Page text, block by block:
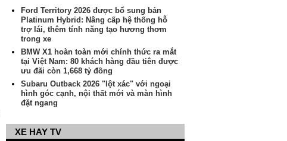
Ford Territory 2026 được bổ sung bản
Platinum Hybrid: Nâng cấp hệ thống hỗ
trợ lái, thêm tính năng tạo hương thơm
trong xe
BMW X1 hoàn toàn mới chính thức ra mắt
tại Việt Nam: 80 khách hàng đầu tiên được
ưu đãi còn 1,668 tỷ đồng
Subaru Outback 2026 "lột xác" với ngoại
hình góc cạnh, nội thất mới và màn hình
đặt ngang
XE HAY TV